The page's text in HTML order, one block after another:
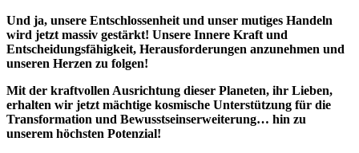
Und ja, unsere Entschlossenheit und unser mutiges Handeln
wird jetzt massiv gestärkt! Unsere Innere Kraft und
Entscheidungsfähigkeit, Herausforderungen anzunehmen und
unseren Herzen zu folgen!
Mit der kraftvollen Ausrichtung dieser Planeten, ihr Lieben,
erhalten wir jetzt mächtige kosmische Unterstützung für die
Transformation und Bewusstseinserweiterung… hin zu
unserem höchsten Potenzial!